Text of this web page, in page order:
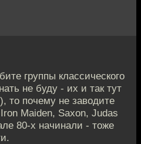
группы классического
не буду - их и так тут
то почему не заводите
Maiden, Saxon, Judas
80-х начинали - тоже